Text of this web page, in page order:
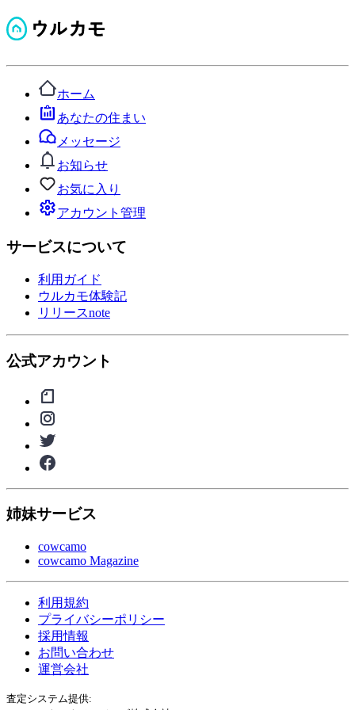
ホーム
あなたの住まい
メッセージ
お知らせ
お気に入り
アカウント管理
サービスについて
利用ガイド
ウルカモ体験記
リリースnote
公式アカウント
姉妹サービス
cowcamo
cowcamo Magazine
利用規約
プライバシーポリシー
採用情報
お問い合わせ
運営会社
査定システム提供: